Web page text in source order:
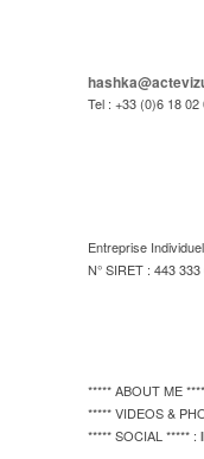
Tel : +33 (0)6 18 02
Entreprise
N° SIRET : 443
***** ABOUT ME
***** VIDEOS &
***** SOCIAL ***** :